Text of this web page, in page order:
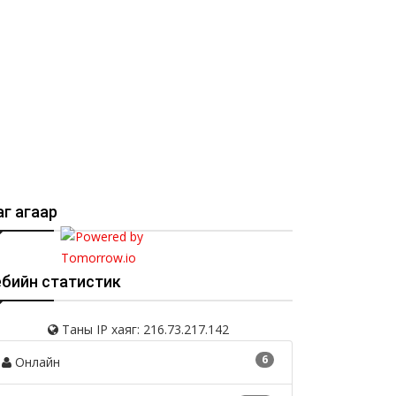
агаар
статистик
Таны IP хаяг: 216.73.217.142
6
Онлайн